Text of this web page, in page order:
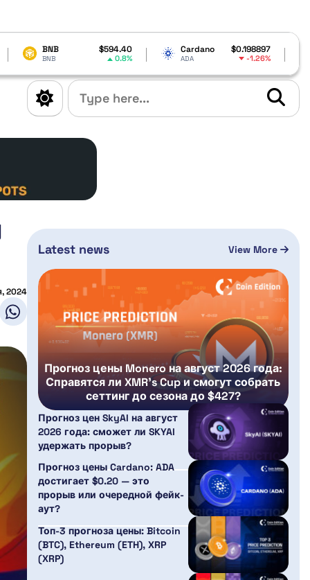
$594.40
0.8%
Cardano $0.198897
ADA -1.26%
Solana
SOL
2024
Latest news View More
Прогноз цены Monero на август 2026 года:
Справятся ли XMR’s Cup и смогут собрать
сеттинг до сезона до $427?
Прогноз цен SkyAI на август
2026 года: сможет ли SKYAI
удержать прорыв?
Прогноз цены Cardano: ADA
достигает $0.20 — это
прорыв или очередной фейк-
аут?
Топ-3 прогноза цены: Bitcoin
(BTC), Ethereum (ETH), XRP
(XRP)